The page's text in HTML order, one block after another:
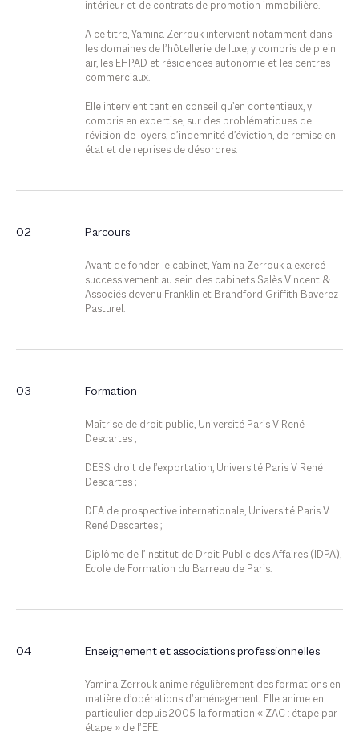
intérieur et de contrats de promotion immobilière.
A ce titre, Yamina Zerrouk intervient notamment dans
les domaines de l’hôtellerie de luxe, y compris de plein
air, les EHPAD et résidences autonomie et les centres
commerciaux.
Elle intervient tant en conseil qu’en contentieux, y
compris en expertise, sur des problématiques de
révision de loyers, d’indemnité d’éviction, de remise en
état et de reprises de désordres.
02 Parcours
Avant de fonder le cabinet, Yamina Zerrouk a exercé
successivement au sein des cabinets Salès Vincent &
Associés devenu Franklin et Brandford Griffith Baverez
Pasturel.
03 Formation
Maîtrise de droit public, Université Paris V René
Descartes ;
DESS droit de l’exportation, Université Paris V René
Descartes ;
DEA de prospective internationale, Université Paris V
René Descartes ;
Diplôme de l’Institut de Droit Public des Affaires (IDPA),
Ecole de Formation du Barreau de Paris.
04 Enseignement et associations professionnelles
Yamina Zerrouk anime régulièrement des formations en
matière d’opérations d’aménagement. Elle anime en
particulier depuis 2005 la formation « ZAC : étape par
étape » de l’EFE.